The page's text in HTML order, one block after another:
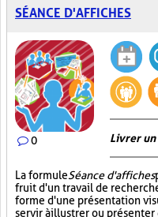
SÉANCE D'AFFICHES
0 Livrer un
La formuleSéance d'affiches
fruit d'un travail de
forme d'une présentation
servir à illustrer ou présenter